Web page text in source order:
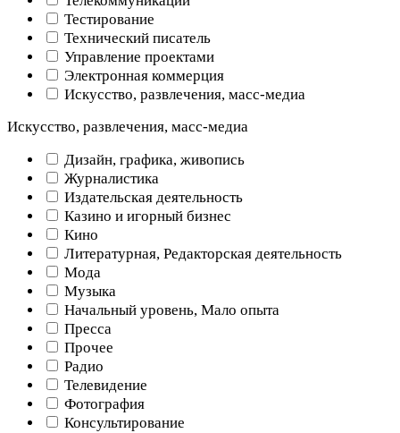
Тестирование
Технический писатель
Управление проектами
Электронная коммерция
Искусство, развлечения, масс-медиа
Искусство, развлечения, масс-медиа
Дизайн, графика, живопись
Журналистика
Издательская деятельность
Казино и игорный бизнес
Кино
Литературная, Редакторская деятельность
Мода
Музыка
Начальный уровень, Мало опыта
Пресса
Прочее
Радио
Телевидение
Фотография
Консультирование